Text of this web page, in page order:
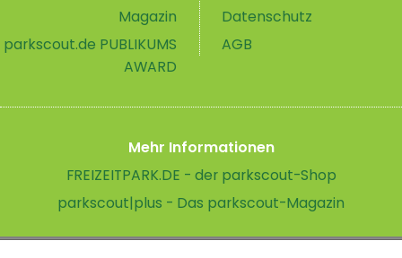
Magazin
parkscout.de PUBLIKUMS
AWARD
Datenschutz
AGB
Mehr Informationen
FREIZEITPARK.DE - der parkscout-Shop
parkscout|plus - Das parkscout-Magazin